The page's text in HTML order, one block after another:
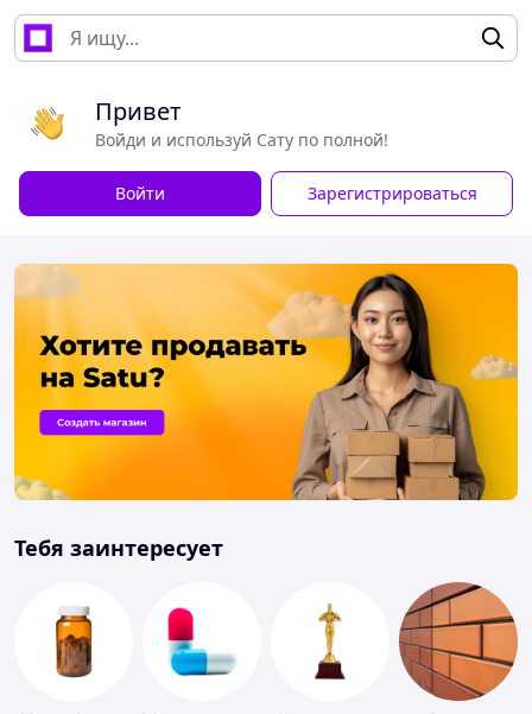
Привет
Войди и используй Сату по полной!
Войти Зарегистрироваться
Тебя заинтересует